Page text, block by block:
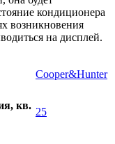
кондиционера
возникновения
на дисплей.
Cooper&Hunter
кв.
25